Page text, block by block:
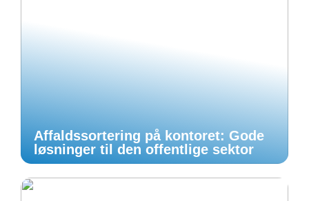
Affaldssortering på kontoret: Gode
løsninger til den offentlige sektor